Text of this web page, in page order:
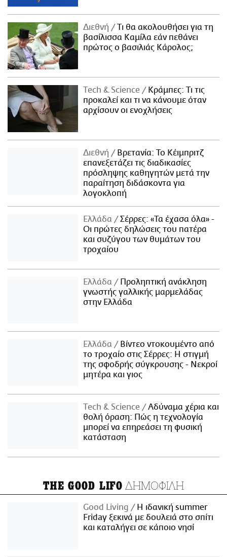
Διεθνή
Τι θα ακολουθήσει για τη
βασίλισσα Καμίλα εάν πεθάνει
πρώτος ο βασιλιάς Κάρολος;
Τech & Science
Κράμπες: Τι τις
προκαλεί και τι να κάνουμε όταν
αρχίσουν οι ενοχλήσεις
Διεθνή
Βρετανία: Το Κέιμπριτζ
επανεξετάζει τις διαδικασίες
πρόσληψης καθηγητών μετά την
παραίτηση διδάσκοντα για
λογοκλοπή
Ελλάδα
Σέρρες: «Τα έχασα όλα» -
Οι πρώτες δηλώσεις του πατέρα
και συζύγου των θυμάτων του
τροχαίου
Ελλάδα
Προληπτική ανάκληση
γνωστής γαλλικής μαρμελάδας
στην Ελλάδα
Ελλάδα
Βίντεο ντοκουμέντο από
το τροχαίο στις Σέρρες: Η στιγμή
της σφοδρής σύγκρουσης - Νεκροί
μητέρα και γιος
Τech & Science
Αδύναμα χέρια και
θολή όραση: Πώς η τεχνολογία
μπορεί να επηρεάσει τη φυσική
κατάσταση
THE GOOD LIFO ΔΗΜΟΦΙΛΗ
Good Living
Η ιδανική summer
Friday ξεκινά με δουλειά στο σπίτι
και καταλήγει σε κάποιο νησί